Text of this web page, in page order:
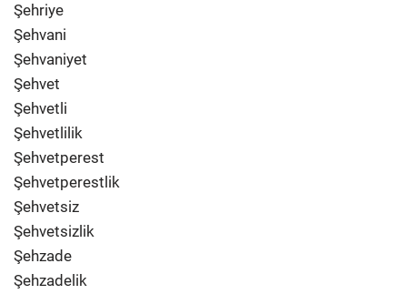
Şehriye
Şehvani
Şehvaniyet
Şehvet
Şehvetli
Şehvetlilik
Şehvetperest
Şehvetperestlik
Şehvetsiz
Şehvetsizlik
Şehzade
Şehzadelik